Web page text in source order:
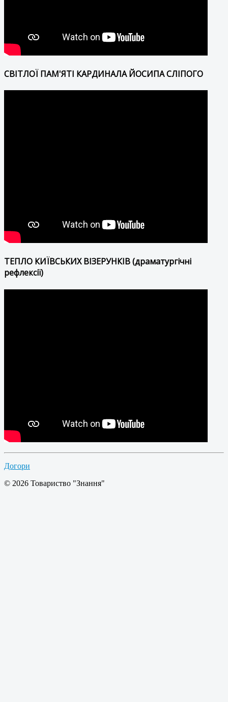
СВІТЛОЇ ПАМ'ЯТІ КАРДИНАЛА ЙОСИПА СЛІПОГО
ТЕПЛО КИЇВСЬКИХ ВІЗЕРУНКІВ (драматургічні
рефлексії)
Догори
© 2026 Товариство "Знання"